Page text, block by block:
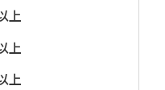
上
上
上